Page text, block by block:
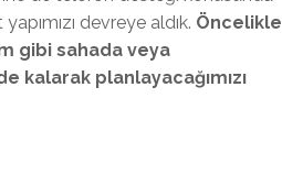
devreye aldık. Öncelikle
gibi sahada veya
planlayacağımızı